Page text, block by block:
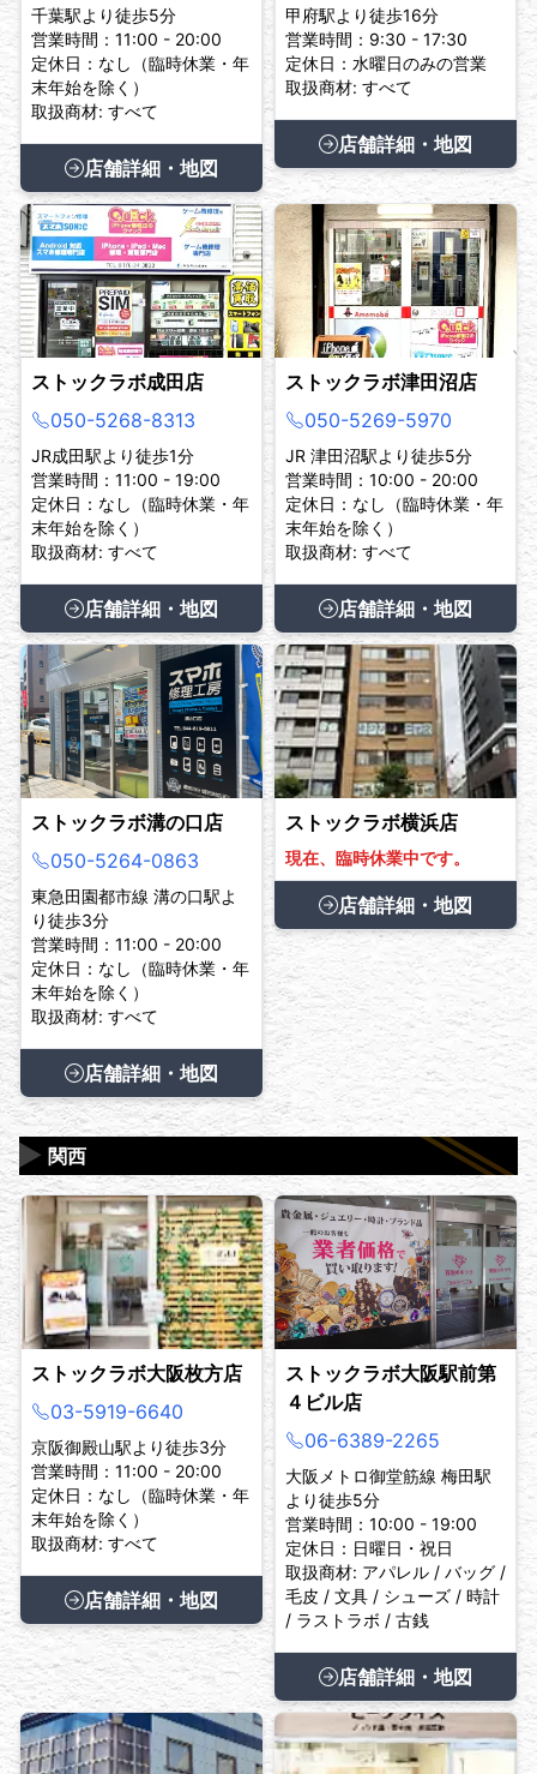
千葉駅より徒歩5分
営業時間：11:00 - 20:00
定休日：なし（臨時休業・年
末年始を除く）
取扱商材: すべて
店舗詳細・地図
甲府駅より徒歩16分
営業時間：9:30 - 17:30
定休日：水曜日のみの営業
取扱商材: すべて
店舗詳細・地図
ストックラボ成田店
050-5268-8313
JR成田駅より徒歩1分
営業時間：11:00 - 19:00
定休日：なし（臨時休業・年
末年始を除く）
取扱商材: すべて
店舗詳細・地図
ストックラボ津田沼店
050-5269-5970
JR 津田沼駅より徒歩5分
営業時間：10:00 - 20:00
定休日：なし（臨時休業・年
末年始を除く）
取扱商材: すべて
店舗詳細・地図
ストックラボ溝の口店
050-5264-0863
東急田園都市線 溝の口駅よ
り徒歩3分
営業時間：11:00 - 20:00
定休日：なし（臨時休業・年
末年始を除く）
取扱商材: すべて
店舗詳細・地図
ストックラボ横浜店
現在、臨時休業中です。
店舗詳細・地図
関西
▶
ストックラボ大阪枚方店
03-5919-6640
京阪御殿山駅より徒歩3分
営業時間：11:00 - 20:00
定休日：なし（臨時休業・年
末年始を除く）
取扱商材: すべて
店舗詳細・地図
ストックラボ大阪駅前第
４ビル店
06-6389-2265
大阪メトロ御堂筋線 梅田駅
より徒歩5分
営業時間：10:00 - 19:00
定休日：日曜日・祝日
取扱商材: アパレル / バッグ /
毛皮 / 文具 / シューズ / 時計
/ ラストラボ / 古銭
店舗詳細・地図